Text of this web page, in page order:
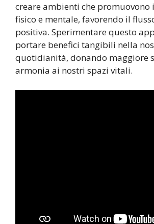
creare ambienti che promuovono
fisico e mentale, favorendo il
positiva. Sperimentare questo
portare benefici tangibili nella
quotidianità, donando maggiore
armonia ai nostri spazi vitali.